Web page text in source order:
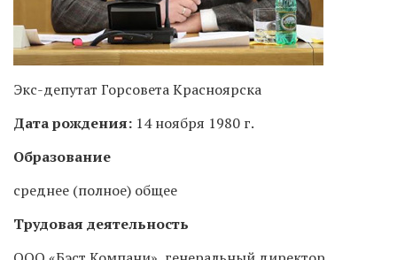
Экс-депутат Горсовета Красноярска
Дата рождения: 14 ноября 1980 г.
Образование
среднее (полное) общее
Трудовая деятельность